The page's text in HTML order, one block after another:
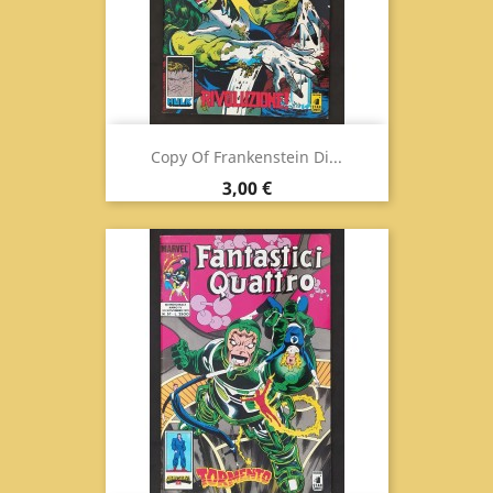
Copy Of Frankenstein Di...
Prix
3,00 €